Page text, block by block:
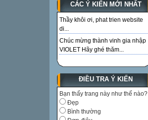
CÁC Ý KIẾN MỚI NHẤT
Thầy khôi ơi, phat trien website
di...
Chúc mừng thành vinh gia nhập
VIOLET Hãy ghé thăm...
ĐIỀU TRA Ý KIẾN
Bạn thấy trang này như thế nào?
Đẹp
Bình thường